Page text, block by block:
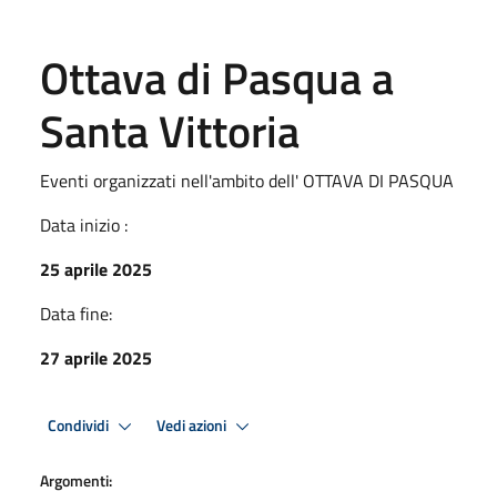
Ottava di Pasqua a
Santa Vittoria
Eventi organizzati nell'ambito dell' OTTAVA DI PASQUA
Data inizio :
25 aprile 2025
Data fine:
27 aprile 2025
Condividi Vedi azioni
Argomenti: